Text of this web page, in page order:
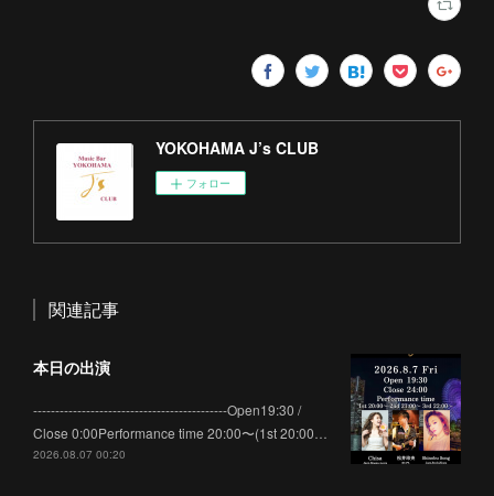
YOKOHAMA J’s CLUB
フォロー
関連記事
本日の出演
--------------------------------------------Open19:30 /
Close 0:00Performance time 20:00〜(1st 20:00…
2026.08.07 00:20